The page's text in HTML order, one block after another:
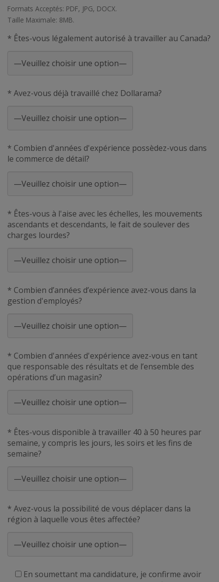
Formats Acceptés: PDF, JPG, DOCX.
Taille Maximale: 8MB.
* Êtes-vous légalement autorisé à travailler au Canada?
* Avez-vous déjà travaillé chez Dollarama?
* Combien d'années d'expérience possèdez-vous dans
le commerce de détail?
* Êtes-vous à l'aise avec les échelles, les mouvements
ascendants et descendants, le fait de soulever des
charges lourdes?
* Combien d’années d’expérience avez-vous dans la
gestion d'employés?
* Combien d'années d'expérience avez-vous en tant
que responsable des résultats et de l’ensemble des
opérations d’un magasin?
* Êtes-vous disponible à travailler 40 à 50 heures par
semaine, y compris les jours, les soirs et les fins de
semaine?
* Avez-vous la possibilité de vous déplacer dans la
région à laquelle vous êtes affectée?
En soumettant ma candidature, je confirme avoir